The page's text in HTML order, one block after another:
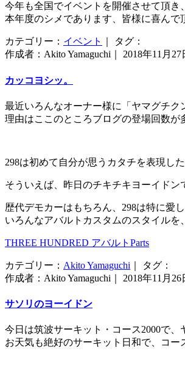
今年も全国でイベントを開催させて頂き
本年度のシメであります、皆様に喜んで
カテゴリー： イベント
｜ タグ：
作成者：Akito Yamaguchi｜ 2018年11月27
カッコヨシッ。
最近いろんなオーナー様に「ヤマグチク
理由はここのところブログの登場回数
298は初めて自分が思うカタチを表現し
そういえば、昨日のチキチキヨーイド
歴代デモカーはもちろん、298は特に愛
いろんなアバルトカスタムのスタイルを
THREE HUNDRED アバルトParts
カテゴリー： Akito Yamaguchi ｜ タグ：
作成者：Akito Yamaguchi｜ 2018年11月26
サソリのヨーイドン
今日は筑波サーキット・コース2000で、
お天気も絶好のサーキット日和で、コ